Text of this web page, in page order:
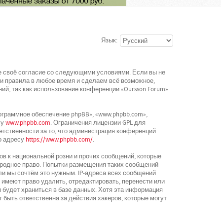
Язык:
своё согласие со следующими условиями. Если вы не
правила в любое время и сделаем всё возможное,
так как использование конференции «Oursson Forum»
обеспечение phpBB», «www.phpbb.com»,
www.phpbb.com. Ограничения лицензии GPL для
за то, что администрация конференций
адресу https://www.phpbb.com/.
к национальной розни и прочих сообщений, которые
право. Попытки размещения таких сообщений
мы сочтём это нужным. IP-адреса всех сообщений
право удалить, отредактировать, перенести или
храниться в базе данных. Хотя эта информация
ответственна за действия хакеров, которые могут